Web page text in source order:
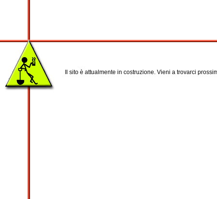
Il sito è attualmente in costruzione. Vieni a trovarci